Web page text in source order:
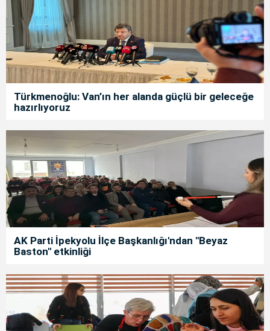
Türkmenoğlu: Van’ın her alanda güçlü bir geleceğe
hazırlıyoruz
AK Parti İpekyolu İlçe Başkanlığı'ndan "Beyaz
Baston" etkinliği